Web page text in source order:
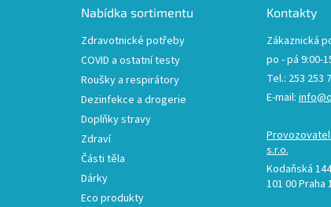
Nabídka sortimentu
Zdravotnické potřeby
COVID a ostatní testy
Roušky a respirátory
Dezinfekce a drogerie
Doplňky stravy
Zdraví
Části těla
Dárky
Eco produkty
Kontakty
Zákaznická
po - pá 9:00-
Tel.: 253 253
E-mail:
s.r.o.
Kodaňská
101 00 Praha